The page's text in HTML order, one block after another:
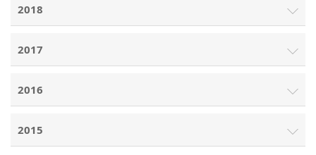
2018
2017
2016
2015